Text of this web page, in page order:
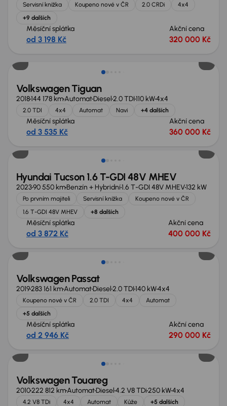
Servisní knížka Koupeno nové v ČR 2.0 CRDi
4x4
+9 dalších
Měsíční splátka
od 3 198 Kč
Akční cena
320 000 Kč
Volkswagen Tiguan
2018144 178 kmAutomatDiesel2.0 TDI110 kW4x4
2.0 TDI 4x4 Automat Navi +4 dalších
Měsíční splátka
od 3 535 Kč
Akční cena
360 000 Kč
Možnost odpočtu DPH
Hyundai Tucson 1.6 T-GDI 48V MHEV
202390 550 kmBenzín + Hybridní1.6 T-GDI 48V MHEV132 kW
Po prvním majiteli Servisní knížka
Koupeno nové v ČR
1.6 T-GDI 48V MHEV
+8 dalších
Měsíční splátka
od 3 872 Kč
Akční cena
400 000 Kč
Volkswagen Passat
2019283 161 kmAutomatDiesel2.0 TDI140 kW4x4
Koupeno nové v ČR 2.0 TDI 4x4
Automat
+5 dalších
Měsíční splátka
od 2 946 Kč
Akční cena
290 000 Kč
Zlevněno o 10 000 Kč
Volkswagen Touareg
2010222 812 kmAutomatDiesel4.2 V8 TDi250 kW4x4
4.2 V8 TDi 4x4 Automat Kůže +5 dalších